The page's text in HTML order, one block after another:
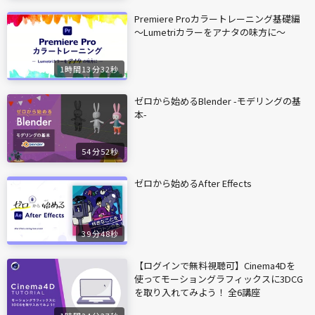
1時間13分32秒
Premiere Proカラートレーニング基礎編
〜Lumetriカラーをアナタの味方に〜
54分52秒
ゼロから始めるBlender -モデリングの基
本-
39分48秒
ゼロから始めるAfter Effects
【ログインで無料視聴可】Cinema4Dを
使ってモーショングラフィックスに3DCG
を取り入れてみよう！ 全6講座